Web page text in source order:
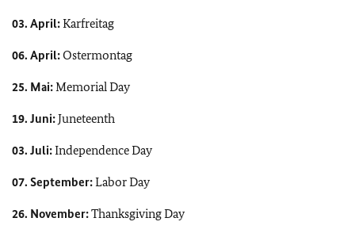
03. April:Karfreitag
06. April:Ostermontag
25. Mai:Memorial Day
19. Juni:Juneteenth
03. Juli:Independence Day
07. September:Labor Day
26. November:Thanksgiving Day